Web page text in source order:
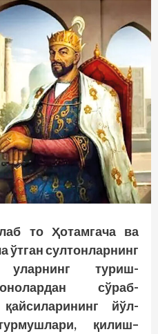
то Ҳотамгачава
ўтган султонларнинг
туриш-
сўраб-
қайсиларининг йўл-
қилиш–